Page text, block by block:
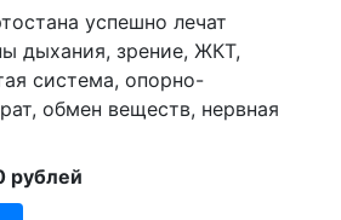
успешно лечат
дыхания, зрение, ЖКТ,
система, опорно-
обмен веществ, нервная
рублей